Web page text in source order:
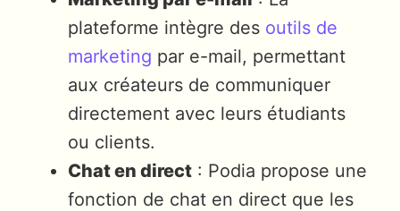
plateforme intègre des outils de
marketing par e-mail, permettant
aux créateurs de communiquer
directement avec leurs étudiants
ou clients.
Chat en direct : Podia propose une
fonction de chat en direct que les